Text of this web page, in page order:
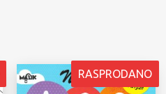
RASPRODANO